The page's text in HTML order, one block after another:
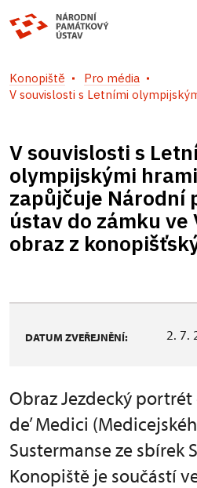
Konopiště
Pro média
V souvislosti s Letními
V souvislosti s
olympijskými
zapůjčuje Národní
ústav do zámku ve
obraz z
DATUM ZVEŘEJNĚNÍ: 2. 7.
Obraz Jezdecký
de’ Medici
Sustermanse ze sbírek
Konopiště je součástí